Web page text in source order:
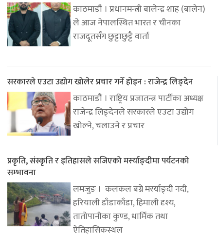
काठमाडौं । प्रधानमन्त्री बालेन्द्र शाह (बालेन)
ले आज नेपालस्थित भारत र चीनका
राजदूतसँग छुट्टाछुट्टै वार्ता
सरकारले एउटा उद्योग खोलेर प्रचार गर्ने होइन : राजेन्द्र लिङ्देन
काठमाडौं । राष्ट्रिय प्रजातन्त्र पार्टीका अध्यक्ष
राजेन्द्र लिङ्देनले सरकारले एउटा उद्योग
खोल्ने, चलाउने र प्रचार
प्रकृति, संस्कृति र इतिहासले सजिएको मर्स्याङ्दीमा पर्यटनको
सम्भावना
लमजुङ । कलकल बग्ने मर्स्याङ्दी नदी,
हरियाली डाँडाकाँडा, हिमाली दृश्य,
तातोपानीका कुण्ड, धार्मिक तथा
ऐतिहासिकस्थल